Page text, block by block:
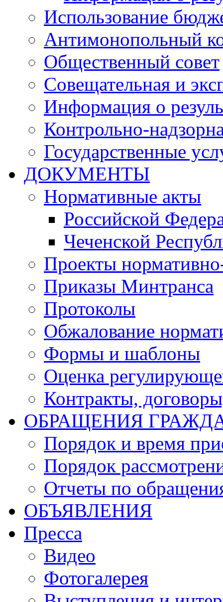
Использование
Антимонопольный
Общественный совет
Совещательная и
Информация о
Контрольно-
Государственные
ДОКУМЕНТЫ
Нормативные акты
Российской
Чеченской
Проекты
Приказы Минтранса
Протоколы
Обжалование
Формы и шаблоны
Оценка
Контракты,
ОБРАЩЕНИЯ
Порядок и время
Порядок
Отчеты по
ОБЪЯВЛЕНИЯ
Пресса
Видео
Фотогалерея